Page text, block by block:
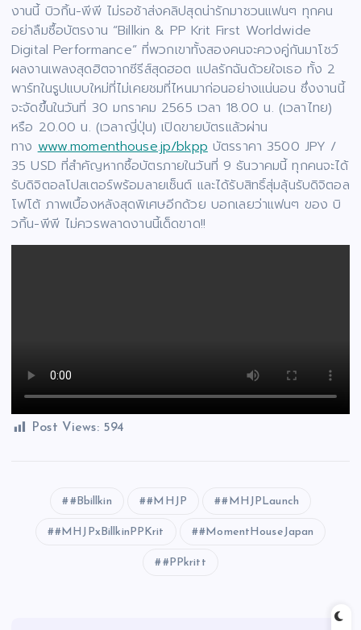
งานนี้ บิวกิ้น-พีพี ไม่รอช้าส่งคลิปสุดน่ารักมาชวนแฟนๆ ทุกคน
อย่าลืมซื้อบัตรงาน “Billkin & PP Krit First Worldwide
Digital Performance” ที่พวกเขาทั้งสองคนจะควงคู่กันมาโชว์
ผลงานเพลงสุดฮิตจากซีรีส์สุดฮอต แปลรักฉันด้วยใจเธอ ทั้ง 2
พาร์ทในรูปแบบใหม่ที่ไม่เคยชมที่ไหนมาก่อนอย่างแน่นอน ซึ่งงานนี้
จะจัดขึ้นในวันที่ 30 มกราคม 2565 เวลา 18.00 น. (เวลาไทย)
หรือ 20.00 น. (เวลาญี่ปุ่น) เปิดขายบัตรแล้วผ่าน
ทางwww.momenthouse.jp/bkppบัตรราคา 3500 JPY /
35 USD ที่สำคัญหากซื้อบัตรภายในวันที่ 9 ธันวาคมนี้ ทุกคนจะได้
รับดิจิตอลโปสเตอร์พร้อมลายเซ็นต์ และได้รับสิทธิ์สุ่มลุ้นรับดิจิตอล
โฟโต้ ภาพเบื้องหลังสุดพิเศษอีกด้วย บอกเลยว่าแฟนๆ ของ บิ
วกิ้น-พีพี ไม่ควรพลาดงานนี้เด็ดขาด!!
Post Views: 594
#Bbillkin #MHJP #MHJPLaunch
#MHJPxBillkinPPKrit #MomentHouseJapan
#PPkritt